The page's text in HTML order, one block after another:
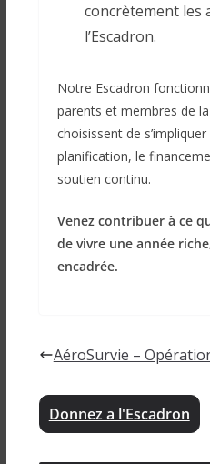
concrètement les
l’Escadron.
Notre Escadron
parents et membres de
choisissent de
planification, le
soutien continu.
Venez contribuer à ce
de vivre une année
encadrée.
AéroSurvie –
Donnez a l'Escadron